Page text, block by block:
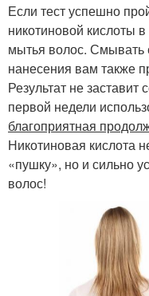
Если тест успешно
никотиновой кислоты
мытья волос. Смывать
нанесения вам также
Результат не
первой недели
благоприятная
Никотиновая кислота
«пушку», но и сильно
волос!